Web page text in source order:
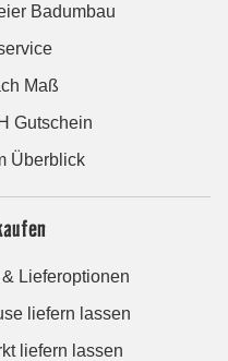
Badumbau
Maß
Gutschein
Überblick
Lieferoptionen
liefern lassen
liefern lassen